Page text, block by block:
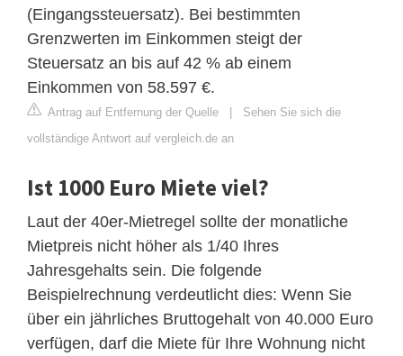
(Eingangssteuersatz). Bei bestimmten
Grenzwerten im Einkommen steigt der
Steuersatz an bis auf 42 % ab einem
Einkommen von 58.597 €.
Antrag auf Entfernung der Quelle | Sehen Sie sich die
vollständige Antwort auf vergleich.de an
Ist 1000 Euro Miete viel?
Laut der 40er-Mietregel sollte der monatliche
Mietpreis nicht höher als 1/40 Ihres
Jahresgehalts sein. Die folgende
Beispielrechnung verdeutlicht dies: Wenn Sie
über ein jährliches Bruttogehalt von 40.000 Euro
verfügen, darf die Miete für Ihre Wohnung nicht